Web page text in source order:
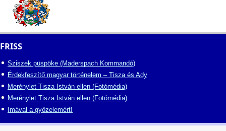
FRISS
Sziszek püspöke (Maderspach Kommandó)
Érdekfeszítő magyar történelem – Tisza és Ady
Merénylet Tisza István ellen (Fotómédia)
Merénylet Tisza István ellen (Fotómédia)
Imával a győzelemért!